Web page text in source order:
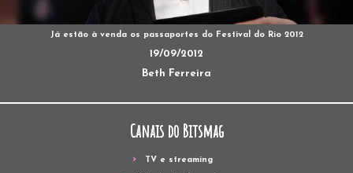
Já estão à venda os passaportes do Festival do Rio 2012
19/09/2012
Beth Ferreira
Canais do Bitsmag
TV e streaming